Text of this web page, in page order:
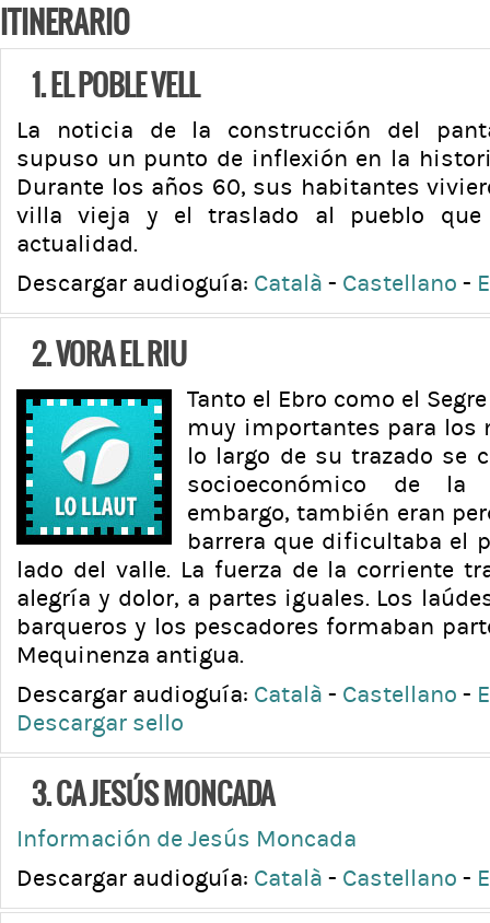
ITINERARIO
1. EL POBLE VELL
La noticia de la construcción del
supuso un punto de inflexión en la
Durante los años 60, sus habitantes
villa vieja y el traslado al pueblo
actualidad.
Descargar audioguía: Català - Castellano -
2. VORA EL RIU
Tanto el Ebro como el
muy importantes para los
lo largo de su trazado se
socioeconómico de
embargo, también eran
barrera que dificultaba el
lado del valle. La fuerza de la corriente
alegría y dolor, a partes iguales. Los
barqueros y los pescadores formaban
Mequinenza antigua.
Descargar audioguía: Català - Castellano -
Descargar sello
3. CA JESÚS MONCADA
Información de Jesús Moncada
Descargar audioguía: Català - Castellano -